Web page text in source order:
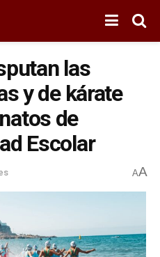
las
y de kárate
de
Escolar
AA